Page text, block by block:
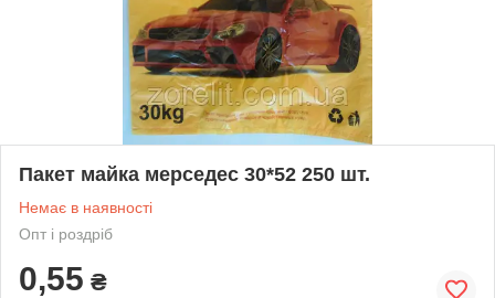
Пакет майка мерседес 30*52 250 шт.
Немає в наявності
Опт і роздріб
0,55 ₴